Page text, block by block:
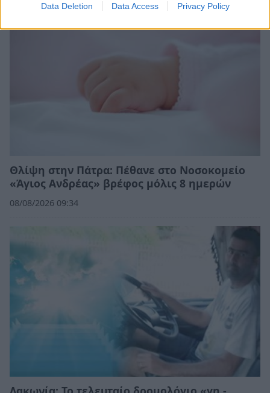
Data Deletion Data Access Privacy Policy
Θλίψη στην Πάτρα: Πέθανε στο Νοσοκομείο
«Άγιος Ανδρέας» βρέφος μόλις 8 ημερών
08/08/2026 09:34